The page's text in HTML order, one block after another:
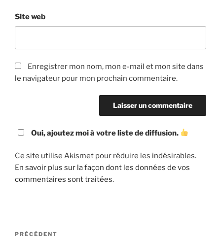
Site web
Enregistrer mon nom, mon e-mail et mon site dans
le navigateur pour mon prochain commentaire.
Oui, ajoutez moi à votre liste de diffusion.
Ce site utilise Akismet pour réduire les indésirables.
En savoir plus sur la façon dont les données de vos
commentaires sont traitées.
Navigation
Article
PRÉCÉDENT